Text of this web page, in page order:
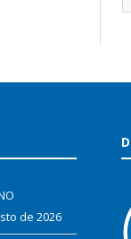
de 2026